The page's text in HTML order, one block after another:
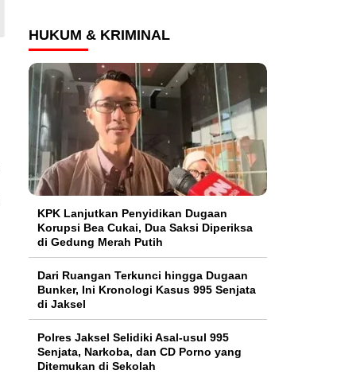
HUKUM & KRIMINAL
KPK Lanjutkan Penyidikan Dugaan
Korupsi Bea Cukai, Dua Saksi Diperiksa
di Gedung Merah Putih
Dari Ruangan Terkunci hingga Dugaan
Bunker, Ini Kronologi Kasus 995 Senjata
di Jaksel
Polres Jaksel Selidiki Asal-usul 995
Senjata, Narkoba, dan CD Porno yang
Ditemukan di Sekolah